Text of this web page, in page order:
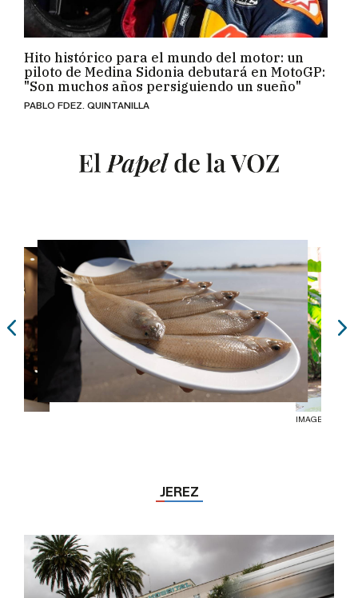
Hito histórico para el mundo del motor: un
piloto de Medina Sidonia debutará en MotoGP:
"Son muchos años persiguiendo un sueño"
PABLO FDEZ. QUINTANILLA
IMAGEN: JUAN